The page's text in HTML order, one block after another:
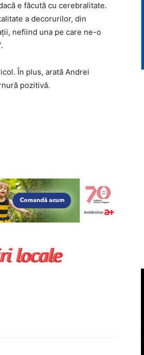
e făcută cu cerebralitate.
a decorurilor, din
nefiind una pe care ne-o
În plus, arată Andrei
pozitivă.